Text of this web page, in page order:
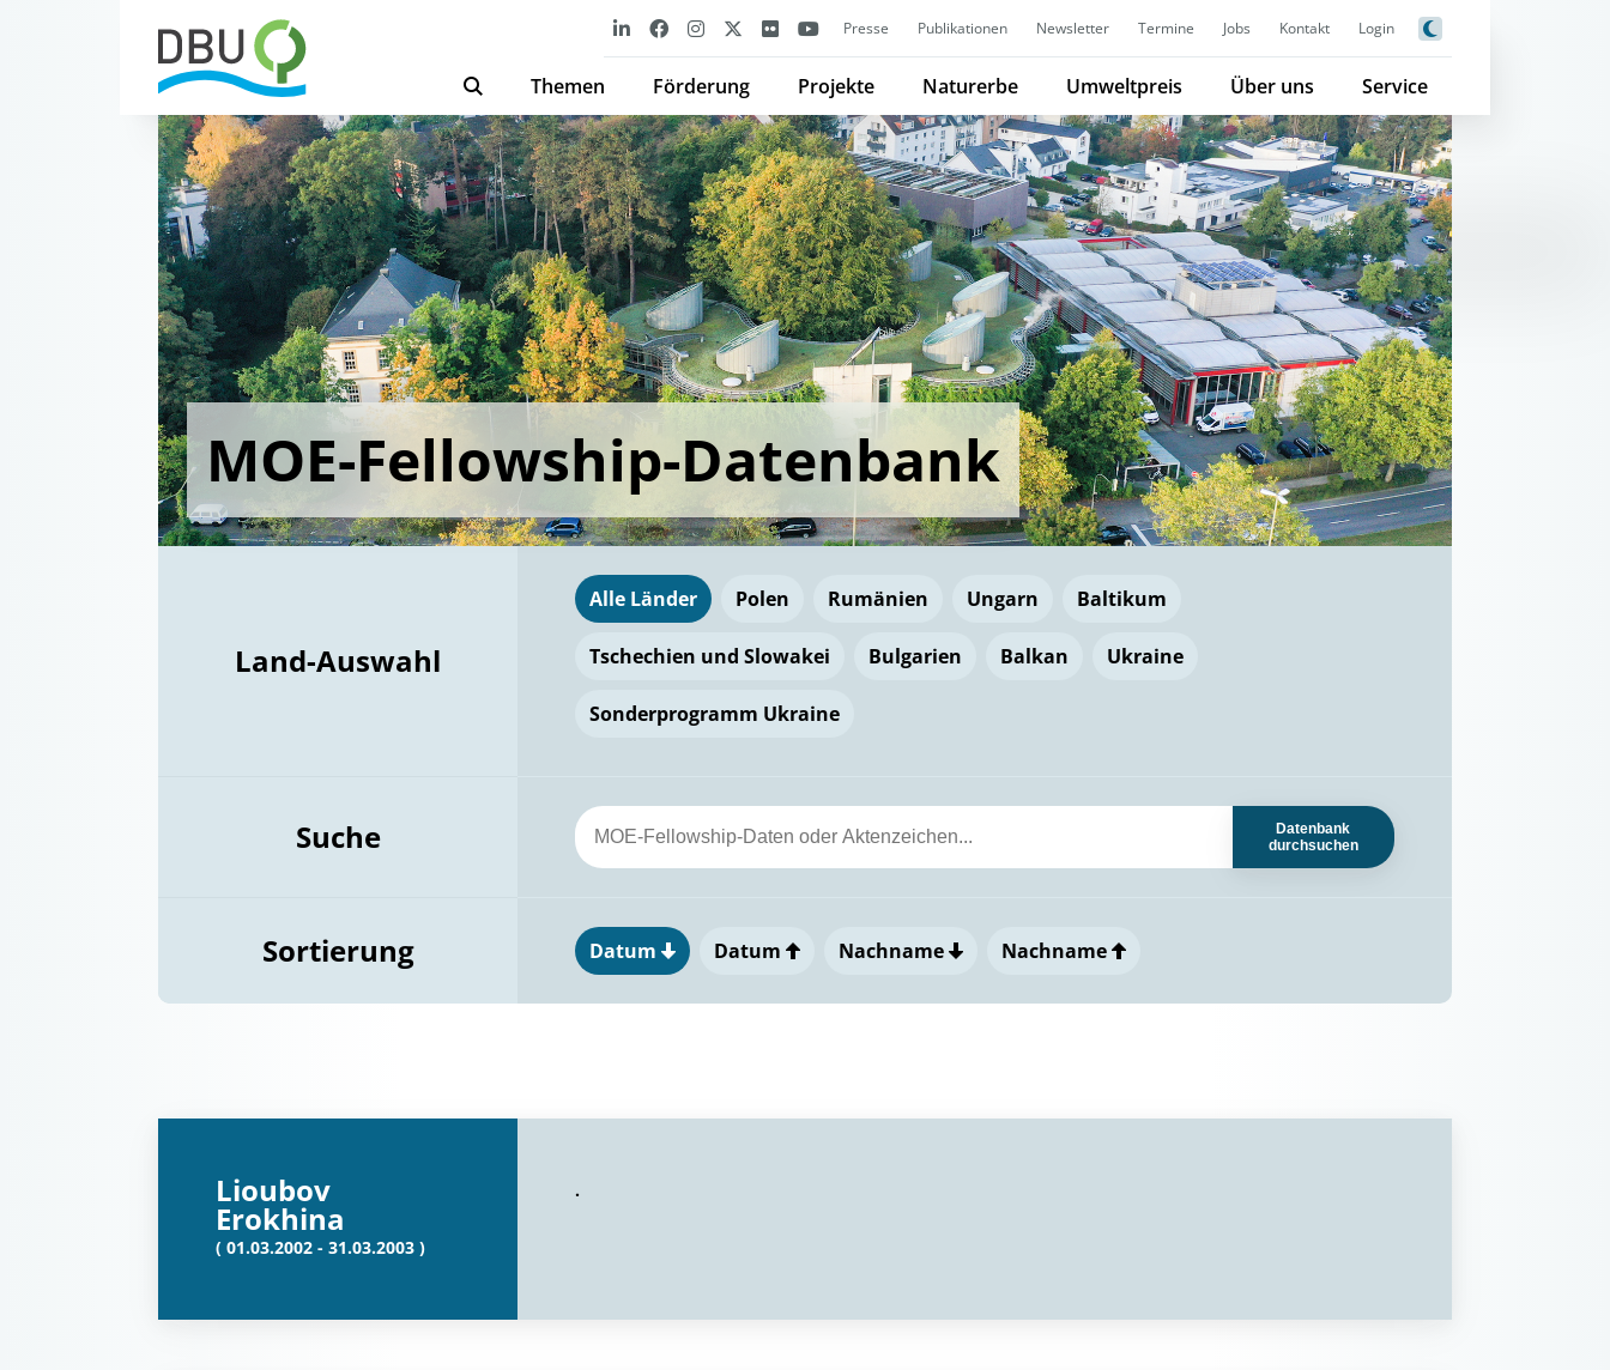
Presse Publikationen Newsletter Termine Jobs Kontakt Login
Themen Förderung Projekte Naturerbe Umweltpreis Über uns Service
MOE-Fellowship-Datenbank
Land-Auswahl
Alle Länder Polen Rumänien Ungarn Baltikum
Tschechien und Slowakei Bulgarien Balkan Ukraine
Sonderprogramm Ukraine
Suche
Datenbank
durchsuchen
Sortierung Datum Datum Nachname Nachname
Lioubov
Erokhina
( 01.03.2002 - 31.03.2003 )
.